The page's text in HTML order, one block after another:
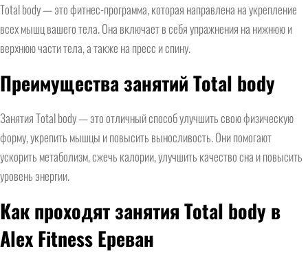
Total body — это фитнес-программа, которая направлена на укрепление
всех мышц вашего тела. Она включает в себя упражнения на нижнюю и
верхнюю части тела, а также на пресс и спину.
Преимущества занятий Total body
Занятия Total body — это отличный способ улучшить свою физическую
форму, укрепить мышцы и повысить выносливость. Они помогают
ускорить метаболизм, сжечь калории, улучшить качество сна и повысить
уровень энергии.
Как проходят занятия Total body в
Alex Fitness Ереван